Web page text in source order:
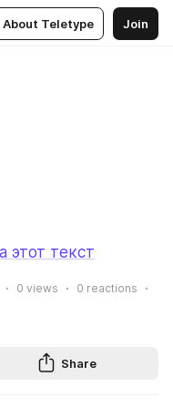
About Teletype Join
этот текст
0 views 0 reactions
Share